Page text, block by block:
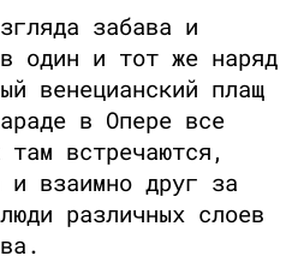
забава и
один и тот же наряд
венецианский плащ
в Опере все
встречаются,
и взаимно друг за
различных слоев